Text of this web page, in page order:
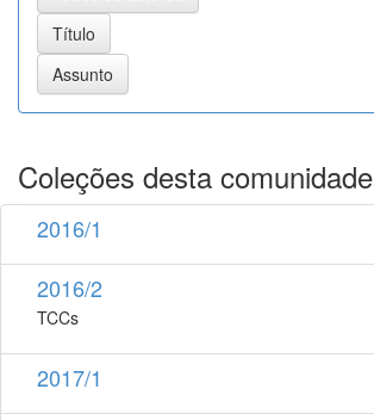
Coleções desta comunidade
2016/1
2016/2
TCCs
2017/1